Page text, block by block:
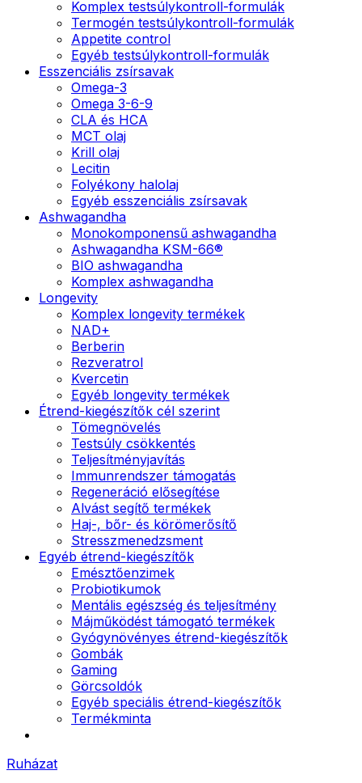
Komplex testsúlykontroll-formulák
Termogén testsúlykontroll-formulák
Appetite control
Egyéb testsúlykontroll-formulák
Esszenciális zsírsavak
Omega-3
Omega 3-6-9
CLA és HCA
MCT olaj
Krill olaj
Lecitin
Folyékony halolaj
Egyéb esszenciális zsírsavak
Ashwagandha
Monokomponensű ashwagandha
Ashwagandha KSM-66®
BIO ashwagandha
Komplex ashwagandha
Longevity
Komplex longevity termékek
NAD+
Berberin
Rezveratrol
Kvercetin
Egyéb longevity termékek
Étrend-kiegészítők cél szerint
Tömegnövelés
Testsúly csökkentés
Teljesítményjavítás
Immunrendszer támogatás
Regeneráció elősegítése
Alvást segítő termékek
Haj-, bőr- és körömerősítő
Stresszmenedzsment
Egyéb étrend-kiegészítők
Emésztőenzimek
Probiotikumok
Mentális egészség és teljesítmény
Májműködést támogató termékek
Gyógynövényes étrend-kiegészítők
Gombák
Gaming
Görcsoldók
Egyéb speciális étrend-kiegészítők
Termékminta
Ruházat